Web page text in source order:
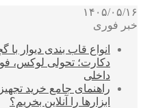
۱۴۰۵/۰۵/۱۶
خبر فوری
انواع قاب بندی دیوار
دکارت؛ تحولی لوکس،
داخلی
راهنمای جامع خرید
ابزارها را آنلاین بخریم؟